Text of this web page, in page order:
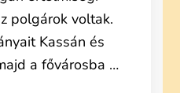
polgárok voltak.
Kassán és
a fővárosba …